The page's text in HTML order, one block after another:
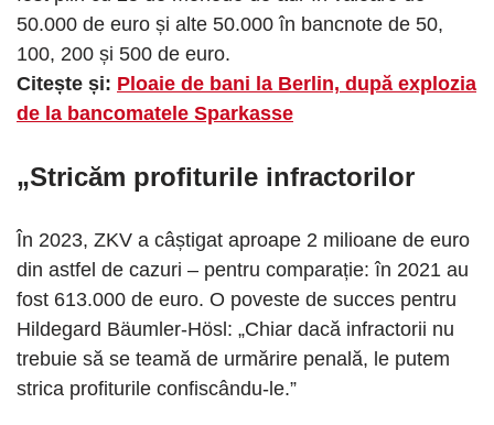
50.000 de euro și alte 50.000 în bancnote de 50,
100, 200 și 500 de euro.
Citește și: Ploaie de bani la Berlin, după explozia
de la bancomatele Sparkasse
„Stricăm profiturile infractorilor
În 2023, ZKV a câștigat aproape 2 milioane de euro
din astfel de cazuri – pentru comparație: în 2021 au
fost 613.000 de euro. O poveste de succes pentru
Hildegard Bäumler-Hösl: „Chiar dacă infractorii nu
trebuie să se teamă de urmărire penală, le putem
strica profiturile confiscându-le.”